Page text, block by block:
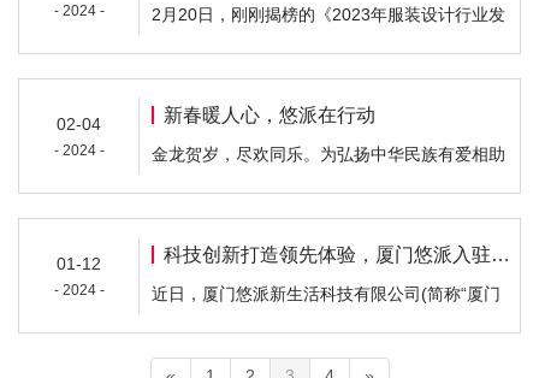
- 2024 -
2月20日，刚刚揭榜的《2023年服装设计行业发
立”的扶持项目中，厦门悠派新生活科技有限公司
的品牌“yourpal”凭借着品牌创立至今所实现的社
会经济效益和未来巨大的市场发展潜力获得50万
项…
02-04
- 2024 -
新春暖人心，悠派在行动
金龙贺岁，尽欢同乐。为弘扬中华民族有爱相助
表公司前往新美街道后坂村看望慰问孤寡残障人
士吴阿伯、梧侣社原厦门市新达华工贸公司因病
致困外来员工龚天伟一家。期间，厦门悠派党支
况，还送…
01-12
- 2024 -
科技创新打造领先体验，厦门悠派入驻企知道科创空间
近日，厦门悠派新生活科技有限公司(简称“厦门